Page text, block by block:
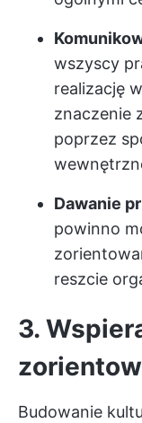
wszyscy
realizację
znaczenie
poprzez
Dawanie
powinno
reszcie
3.
Budowanie